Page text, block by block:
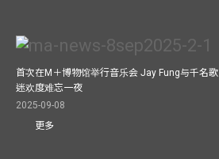
首次在M＋博物馆举行音乐会 Jay Fung与千名歌
迷欢度难忘一夜
2025-09-08
更多